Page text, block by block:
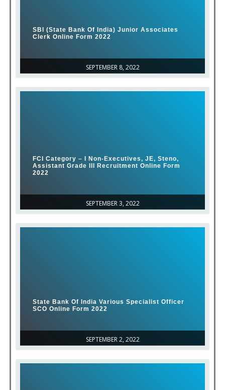
SEPTEMBER 8, 2022
SBI (State Bank Of India) Junior Associates
Clerk Online Form 2022
SEPTEMBER 3, 2022
FCI Category – I Non-Executives, JE, Steno,
Assistant Grade III Recruitment Online Form
2022
SEPTEMBER 2, 2022
State Bank Of India Various Specialist Officer
SCO Online Form 2022